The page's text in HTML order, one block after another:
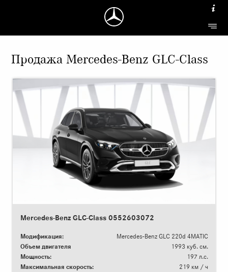
Продажа Mercedes-Benz GLC-Class
Mercedes-Benz GLC-Class 0552603072
Модификация:
Mercedes-Benz GLC 220d 4MATIC
Объем двигателя
1993 куб. см.
Мощность:
197 л.с.
Максимальная скорость:
219 км / ч